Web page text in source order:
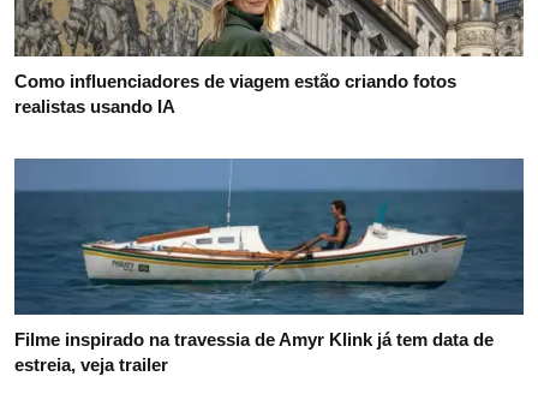
Como influenciadores de viagem estão criando fotos
realistas usando IA
Filme inspirado na travessia de Amyr Klink já tem data de
estreia, veja trailer